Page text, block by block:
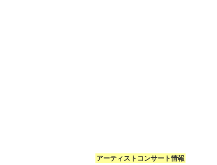
アーティストコンサート情報